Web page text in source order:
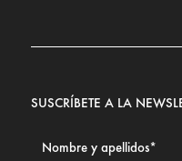
SUSCRÍBETE A LA